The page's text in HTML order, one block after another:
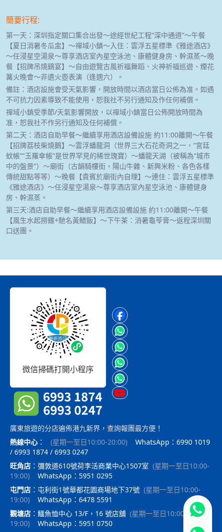
簡要行程:
第一天：深圳指定關口集合出發～途經世紀工程“深中通道”～午餐
【夏日消暑冬瓜盅】～禪域小鎮～入住：雲浮五星標準《雅途酒店》
～任浸星空湯泉～尊享酒店室內星空泳池、康體健身房、幹濕蒸～晚
餐【招牌吊燒鷄宴】～自由遊覽古風祈福舞蹈、火神祈福巡遊、煙花
篝火晚會～非遺火壺表演（逢週六）。
備註：酒店設施會受天氣影響，開放時間以酒店當日公佈為准。如遇
不可抗力因素導致不能使用，恕我社不另行通知及作任何補償。
禪域小鎮受季節/天氣影響開放，以禪域小鎮當日公佈開放時間為
准，恕我社不作另行通知及任何補償。
第二天：酒店自助早餐～繼續享用酒店設備設施 約11:00離開～午餐
【招牌荔枝柴燒鵝】～雲浮蟠龍洞（世界三大石花奇洞之一，“宮廷
蚊帳”“玉羅傘帳”是世界罕見的稀世瑰寶）～蟠龍天湖（被稱為“城市
中的盤景”）～廟街（古韻騎樓街，陽山牛雜、新興米粉、各色各樣
傳統甜點等等）～晚餐【貴賓於廟街內自理】～連住：雲浮五星標準
《雅途酒店》～任浸星空湯泉～尊享酒店室內星空泳池、康體健身
房、幹濕蒸。
第三天:酒店自助早餐～繼續享用酒店設備設施 約11:00離開～午餐
【風生水起撈雞+馳名黃鱔飯】～下午茶：消暑龜苓膏～返程深圳關
口送團。
微信掃碼打開小程序
廣東旅遊的分店遍佈港九新界，查詢報團最方便！
熱線中心 ： (星期一至日10:00-20:00)
WhatsApp：6990 1019
/ 6993 1874 / 6993 0247
旺角店 ： 彌敦道610號荷李活商業中心1507室 (星期一至日10:00-
19:00)
WhatsApp：5951 0295
屯門店 ： 屯利街1號華都花園商場地下37號 (星期一至日10:00-
19:00)
WhatsApp：6478 5591
觀塘店 ： 鱷魚恤中心 13/F，16 號店舖 (星期一至日10:00-
19:00) WhatsApp：5951 0750
立即